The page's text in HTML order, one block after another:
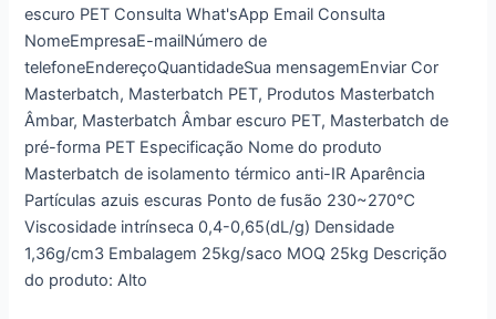
escuro PET Consulta What'sApp Email Consulta
NomeEmpresaE-mailNúmero de
telefoneEndereçoQuantidadeSua mensagemEnviar Cor
Masterbatch, Masterbatch PET, Produtos Masterbatch
Âmbar, Masterbatch Âmbar escuro PET, Masterbatch de
pré-forma PET Especificação Nome do produto
Masterbatch de isolamento térmico anti-IR Aparência
Partículas azuis escuras Ponto de fusão 230~270℃
Viscosidade intrínseca 0,4-0,65(dL/g) Densidade
1,36g/cm3 Embalagem 25kg/saco MOQ 25kg Descrição
do produto: Alto